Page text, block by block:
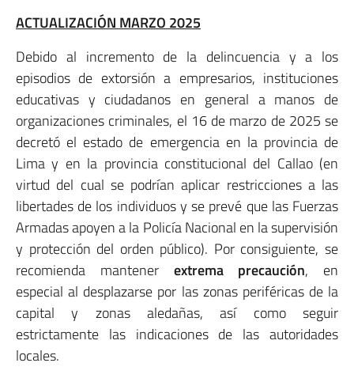
ACTUALIZACIÓN MARZO 2025
Debido al incremento de la delincuencia y a los
episodios de extorsión a empresarios, instituciones
educativas y ciudadanos en general a manos de
organizaciones criminales, el 16 de marzo de 2025 se
decretó el estado de emergencia en la provincia de
Lima y en la provincia constitucional del Callao (en
virtud del cual se podrían aplicar restricciones a las
libertades de los individuos y se prevé que las Fuerzas
Armadas apoyen a la Policía Nacional en la supervisión
y protección del orden público). Por consiguiente, se
recomienda mantener extrema precaución, en
especial al desplazarse por las zonas periféricas de la
capital y zonas aledañas, así como seguir
estrictamente las indicaciones de las autoridades
locales.